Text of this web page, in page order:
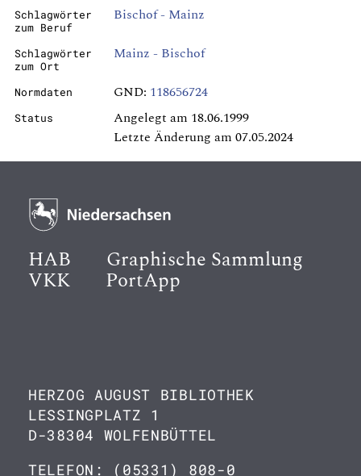
Schlagwörter
zum Beruf
Bischof - Mainz
Schlagwörter
zum Ort
Mainz - Bischof
Normdaten GND: 118656724
Status
Angelegt am 18.06.1999
Letzte Änderung am 07.05.2024
HAB Graphische Sammlung
VKK PortApp
HERZOG AUGUST BIBLIOTHEK
LESSINGPLATZ 1
D-38304 WOLFENBÜTTEL
TELEFON: (05331) 808-0